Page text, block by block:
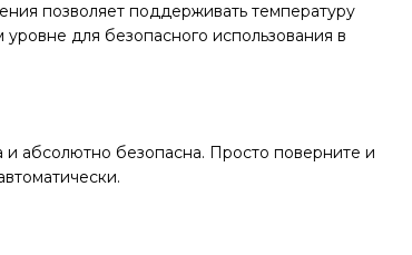
позволяет поддерживать температуру
для безопасного использования в
абсолютно безопасна. Просто поверните и